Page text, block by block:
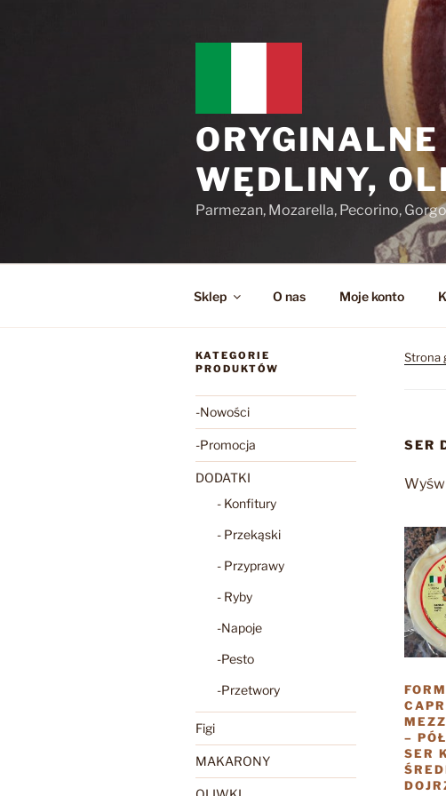
WĘDLINY,
Parmezan, Mozarella, Pecorino,
Sklep O nas Moje konto
Strona
SER
–
SER
KATEGORIE
PRODUKTÓW
-Nowości
-Promocja
DODATKI
- Konfitury
- Przekąski
- Przyprawy
- Ryby
-Napoje
-Pesto
-Przetwory
Figi
MAKARONY